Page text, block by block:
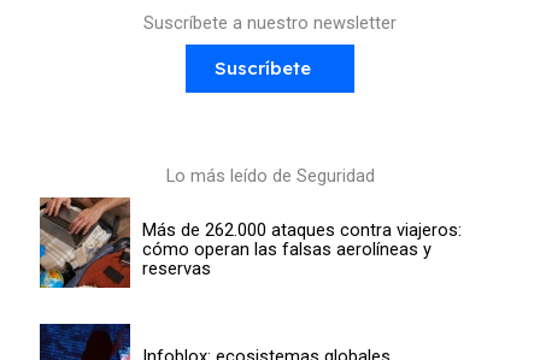
Suscríbete a nuestro newsletter
Suscríbete
Lo más leído de Seguridad
Más de 262.000 ataques contra viajeros:
cómo operan las falsas aerolíneas y
reservas